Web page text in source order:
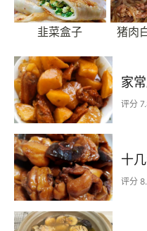
韭菜盒子 猪肉
家
评分
评分